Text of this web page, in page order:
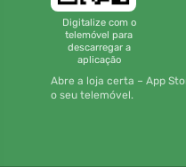
Digitalize com o
telemóvel para
descarregar a
aplicação
Abre a loja certa – App
o seu telemóvel.